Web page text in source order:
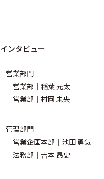
インタビュー
営業部門
営業部｜稲葉 元太
営業部｜村岡 未央
管理部門
営業企画本部｜池田 勇気
法務部｜𠮷本 昂史